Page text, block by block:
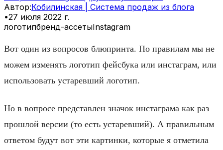
Автор:Кобилинская | Система продаж из блога
•27 июля 2022 г.
логотипбренд-ассетыInstagram
Вот один из вопросов блюпринта. По правилам мы не
можем изменять логотип фейсбука или инстаграм, или
использовать устаревший логотип.
Но в вопросе представлен значок инстаграма как раз
прошлой версии (то есть устаревший). А правильным
ответом будут вот эти картинки, которые я отметила